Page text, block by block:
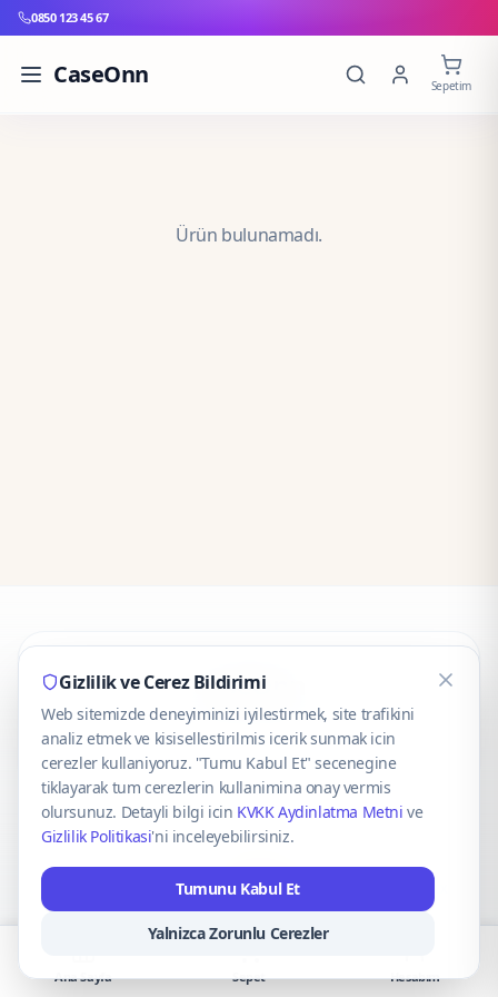
0850 123 45 67
CaseOnn Sepetim
Ürün bulunamadı.
CaseOnn
© 2025 CaseOnn. Tüm hakları saklıdır.
VISA Mastercard
Gizlilik ve Cerez Bildirimi
Web sitemizde deneyiminizi iyilestirmek, site trafikini
analiz etmek ve kisisellestirilmis icerik sunmak icin
cerezler kullaniyoruz. "Tumu Kabul Et" secenegine
tiklayarak tum cerezlerin kullanimina onay vermis
olursunuz. Detayli bilgi icin KVKK Aydinlatma Metni ve
Gizlilik Politikasi'ni inceleyebilirsiniz.
Tumunu Kabul Et
Yalnizca Zorunlu Cerezler
Ana Sayfa Sepet Hesabım